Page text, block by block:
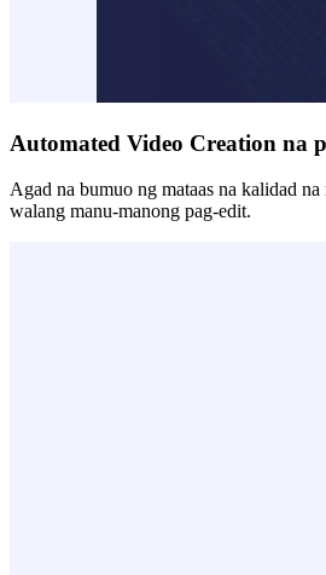
Automated Video Creation na
Agad na bumuo ng mataas na kalidad
walang manu-manong pag-edit.